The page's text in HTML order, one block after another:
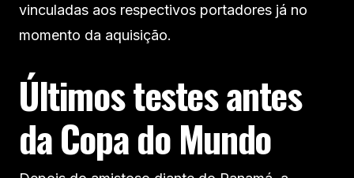
vinculadas aos respectivos portadores já no
momento da aquisição.
Últimos testes antes
da Copa do Mundo